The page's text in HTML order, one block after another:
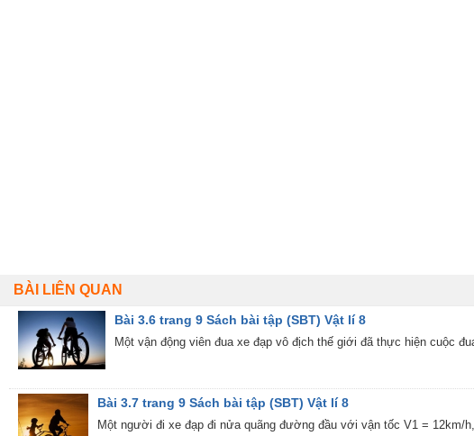
BÀI LIÊN QUAN
Bài 3.6 trang 9 Sách bài tập (SBT) Vật lí 8
Một vận động viên đua xe đạp vô địch thế giới đã thực hiện cuộc
Bài 3.7 trang 9 Sách bài tập (SBT) Vật lí 8
Một người đi xe đạp đi nửa quãng đường đầu với vận tốc V1 =